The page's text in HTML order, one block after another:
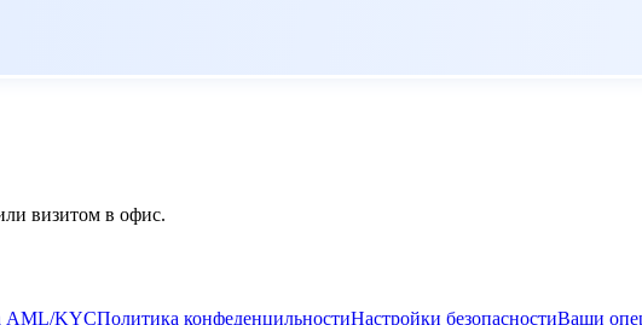
визитом в офис.
AML/KYCПолитика конфеденцильностиНастройки безопасностиВаши